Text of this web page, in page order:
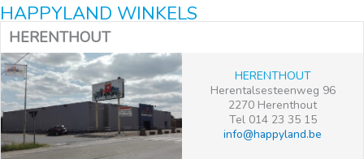
HAPPYLAND WINKELS
HERENTHOUT
HERENTHOUT
Herentalsesteenweg 96
2270 Herenthout
Tel 014 23 35 15
info@happyland.be